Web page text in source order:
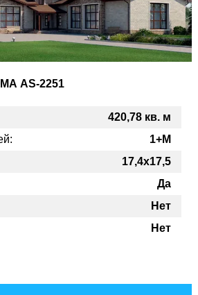
AS-2251
420,78 кв. м
1+М
17,4x17,5
Да
Нет
Нет